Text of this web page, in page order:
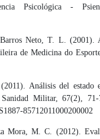
Psicológica -
Neto, T. L. (2001).
de Medicina do
Análisis del estado
Militar, 67(2),
85712011000200002
Mora, M. C. (2012).